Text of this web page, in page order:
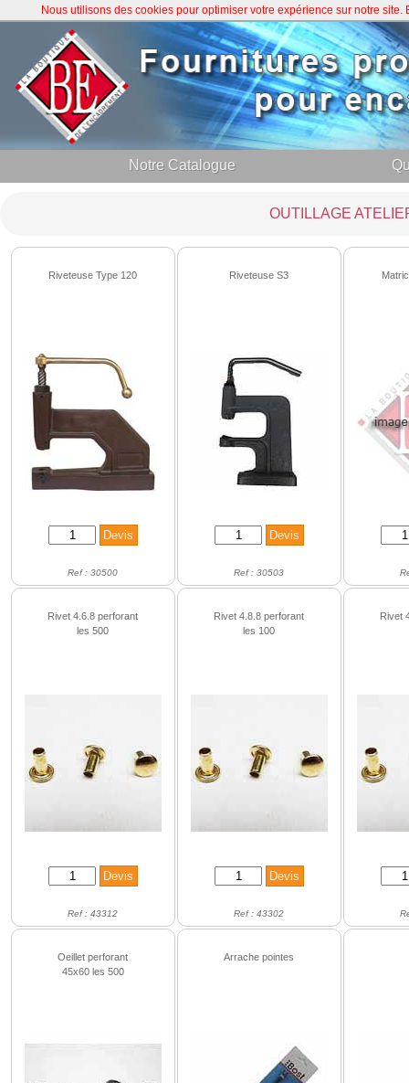
Notre Catalogue
OUTILLAGE
Riveteuse Type 120
Ref : 30500
Riveteuse S3
Ref : 30503
Rivet 4.6.8 perforant
les 500
Ref : 43312
Rivet 4.8.8 perforant
les 100
Ref : 43302
Rivet
Oeillet perforant
45x60 les 500
Arrache pointes
Nous utilisons des cookies pour optimiser votre expérience sur notre